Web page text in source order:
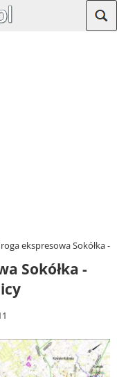
ekspresowa Sokółka
Sokółka -